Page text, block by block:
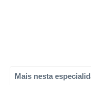
Mais nesta